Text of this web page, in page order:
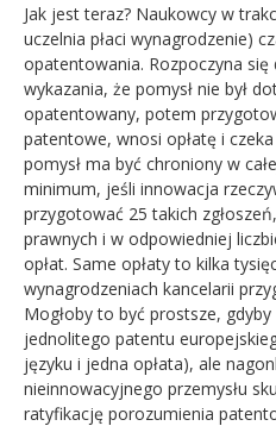
Jak jest teraz? Naukowcy w
uczelnia płaci wynagrodzenie)
opatentowania. Rozpoczyna się
wykazania, że pomysł nie był
opatentowany, potem
patentowe, wnosi opłatę i
pomysł ma być chroniony w
minimum, jeśli innowacja
przygotować 25 takich
prawnych i w odpowiedniej
opłat. Same opłaty to kilka
wynagrodzeniach kancelarii
Mogłoby to być prostsze, gdyby
jednolitego patentu
języku i jedna opłata), ale
nieinnowacyjnego przemysłu
ratyfikację porozumienia